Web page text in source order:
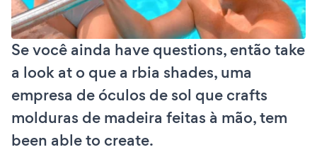
Se você ainda have questions, então take
a look at o que a rbia shades, uma
empresa de óculos de sol que crafts
molduras de madeira feitas à mão, tem
been able to create.